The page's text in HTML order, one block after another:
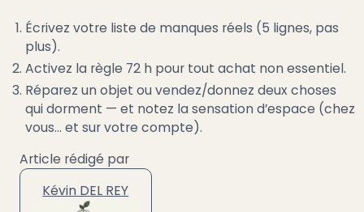
Écrivez votre liste de manques réels (5 lignes, pas
plus).
Activez la règle 72 h pour tout achat non essentiel.
Réparez un objet ou vendez/donnez deux choses
qui dorment — et notez la sensation d’espace (chez
vous… et sur votre compte).
Article rédigé par
Kévin DEL REY